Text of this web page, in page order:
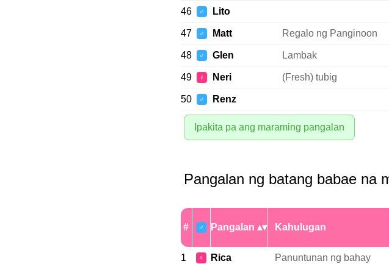
46 ♂ Lito
47 ♂ Matt Regalo ng Panginoon
48 ♂ Glen Lambak
49 ♀ Neri (Fresh) tubig
50 ♂ Renz
Ipakita pa ang maraming pangalan
Pangalan ng batang babae na
# ♂ Pangalan Kahulugan
1 ♀ Rica Panuntunan ng bahay